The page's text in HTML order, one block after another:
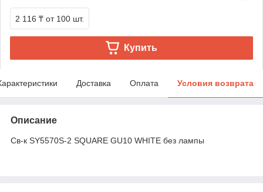
2 116 ₸ от 100 шт.
Купить
Доставка Оплата Условия возврата
Описание
Св-к SY5570S-2 SQUARE GU10 WHITE без лампы